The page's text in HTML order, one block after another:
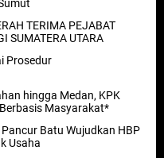
TERIMA PEJABAT
SUMATERA UTARA
Prosedur
hingga Medan, KPK
Masyarakat*
Batu Wujudkan HBP
Usaha